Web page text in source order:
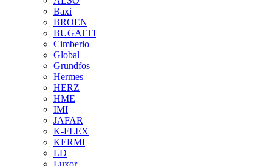
Baxi
BROEN
BUGATTI
Cimberio
Global
Grundfos
Hermes
HERZ
HME
IMI
JAFAR
K-FLEX
KERMI
LD
Luxor